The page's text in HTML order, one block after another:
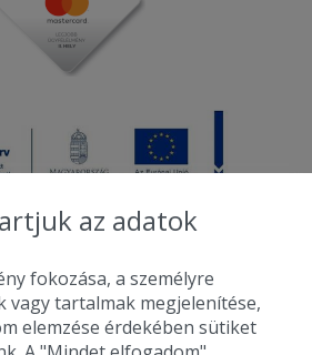
- Falatozz.hu - Diston-line Kft.
menük kedvező áron, egy helyen az összes
az adatok
fokozása, a személyre
vagy tartalmak megjelenítése,
elemzése érdekében sütiket